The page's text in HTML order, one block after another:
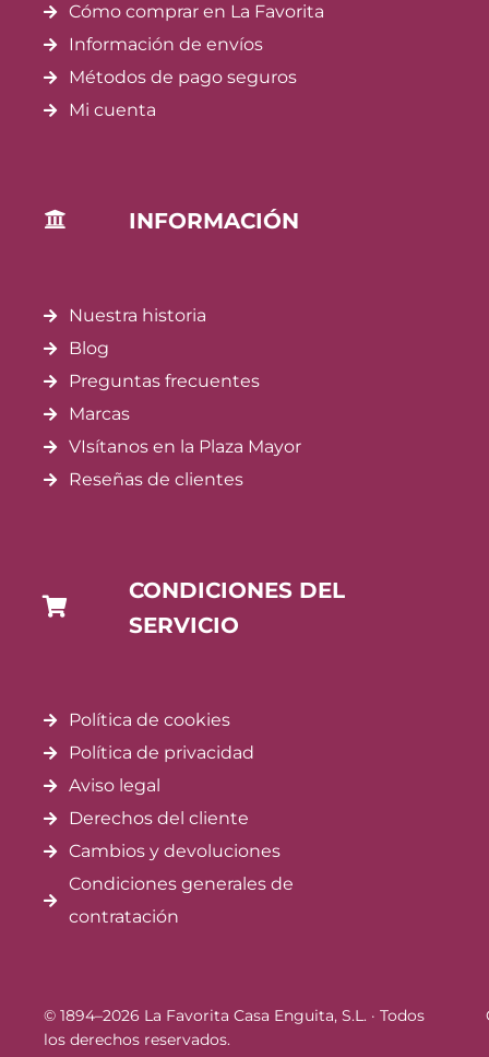
Cómo comprar en La Favorita
Información de envíos
Métodos de pago seguros
Mi cuenta
INFORMACIÓN
Nuestra historia
Blog
Preguntas frecuentes
Marcas
VIsítanos en la Plaza Mayor
Reseñas de clientes
CONDICIONES DEL
SERVICIO
Política de cookies
Política de privacidad
Aviso legal
Derechos del cliente
Cambios y devoluciones
Condiciones generales de
contratación
© 1894–2026 La Favorita Casa Enguita, S.L. · Todos
los derechos reservados.